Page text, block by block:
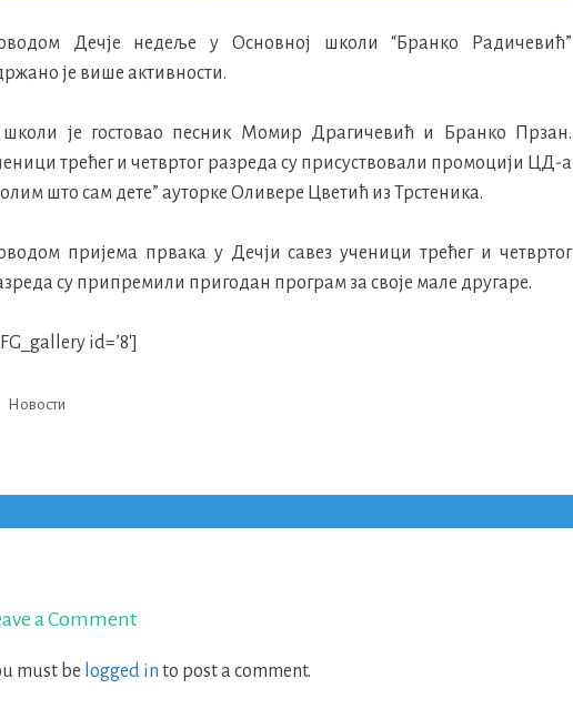
Дечје недеље у Основној школи “Бранко Радичевић”
је више активности.
је гостовао песник Момир Драгичевић и Бранко Прзан.
трећег и четвртог разреда су присуствовали промоцији ЦД-а
што сам дете” ауторке Оливере Цветић из Трстеника.
пријема првака у Дечји савез ученици трећег и четвртог
су припремили пригодан програм за своје мале другаре.
id=’8′]
Categories
Новости
a Comment
must be logged in to post a comment.